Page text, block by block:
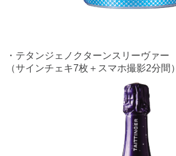
・テタンジェノクターンスリーヴァー
（サインチェキ7枚＋スマホ撮影2分間）